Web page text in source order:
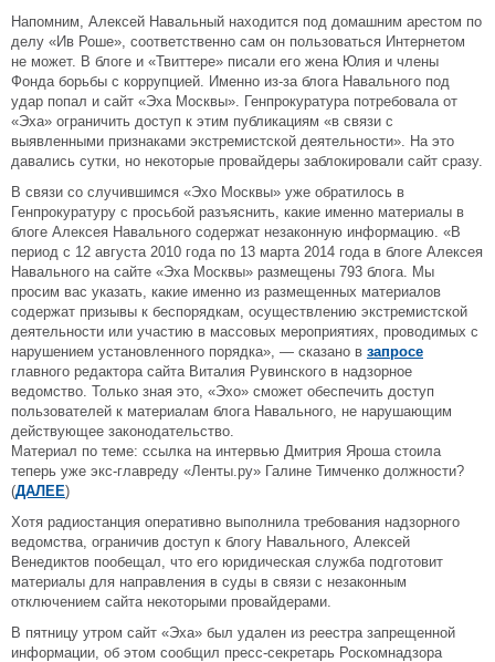
Напомним, Алексей Навальный находится под домашним арестом по
делу «Ив Роше», соответственно сам он пользоваться Интернетом
не может. В блоге и «Твиттере» писали его жена Юлия и члены
Фонда борьбы с коррупцией. Именно из-за блога Навального под
удар попал и сайт «Эха Москвы». Генпрокуратура потребовала от
«Эха» ограничить доступ к этим публикациям «в связи с
выявленными признаками экстремистской деятельности». На это
давались сутки, но некоторые провайдеры заблокировали сайт сразу.
В связи со случившимся «Эхо Москвы» уже обратилось в
Генпрокуратуру с просьбой разъяснить, какие именно материалы в
блоге Алексея Навального содержат незаконную информацию. «В
период с 12 августа 2010 года по 13 марта 2014 года в блоге Алексея
Навального на сайте «Эха Москвы» размещены 793 блога. Мы
просим вас указать, какие именно из размещенных материалов
содержат призывы к беспорядкам, осуществлению экстремистской
деятельности или участию в массовых мероприятиях, проводимых с
нарушением установленного порядка», — сказано в запросе
главного редактора сайта Виталия Рувинского в надзорное
ведомство. Только зная это, «Эхо» сможет обеспечить доступ
пользователей к материалам блога Навального, не нарушающим
действующее законодательство.
Материал по теме: ссылка на интервью Дмитрия Яроша стоила
теперь уже экс-главреду «Ленты.ру» Галине Тимченко должности?
(ДАЛЕЕ)
Хотя радиостанция оперативно выполнила требования надзорного
ведомства, ограничив доступ к блогу Навального, Алексей
Венедиктов пообещал, что его юридическая служба подготовит
материалы для направления в суды в связи с незаконным
отключением сайта некоторыми провайдерами.
В пятницу утром сайт «Эха» был удален из реестра запрещенной
информации, об этом сообщил пресс-секретарь Роскомнадзора